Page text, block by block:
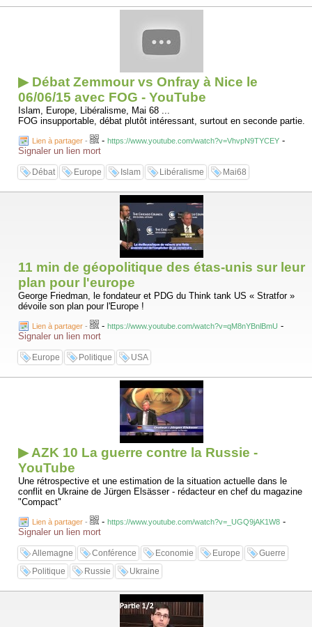
▶ Débat Zemmour vs Onfray à Nice le
06/06/15 avec FOG - YouTube
Islam, Europe, Libéralisme, Mai 68 ...
FOG insupportable, débat plutôt intéressant, surtout en seconde partie.
Lien à partager - - https://www.youtube.com/watch?v=VhvpN9TYCEY -
Signaler un lien mort
Débat Europe Islam Libéralisme Mai68
11 min de géopolitique des étas-unis sur leur
plan pour l'europe
George Friedman, le fondateur et PDG du Think tank US « Stratfor »
dévoile son plan pour l'Europe !
Lien à partager - - https://www.youtube.com/watch?v=qM8nYBnlBmU -
Signaler un lien mort
Europe Politique USA
▶ AZK 10 La guerre contre la Russie -
YouTube
Une rétrospective et une estimation de la situation actuelle dans le
conflit en Ukraine de Jürgen Elsässer - rédacteur en chef du magazine
"Compact"
Lien à partager - - https://www.youtube.com/watch?v=_UGQ9jAK1W8 -
Signaler un lien mort
Allemagne Conférence Economie Europe
Guerre
Politique
Russie Ukraine